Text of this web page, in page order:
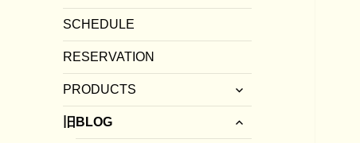
SCHEDULE
RESERVATION
PRODUCTS
旧BLOG